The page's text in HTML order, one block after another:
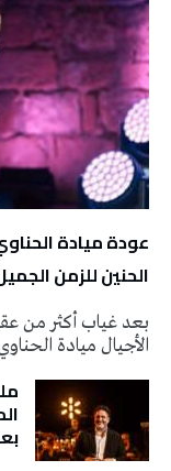
الحنين للزمن
بعد غياب أكثر من
الأجيال ميادة
بعد 8